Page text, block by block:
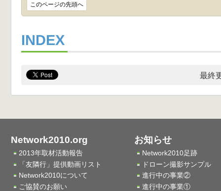
このページの先頭へ
INDEX
最終
Network2010.org
2013年取材活動報告
「友隣行」提供動画リスト
Network2010について
ご協賛のお願い
お知らせ
Network2010足跡
ドローン撮影サンプル
進行中の事業②
進行中の事業①